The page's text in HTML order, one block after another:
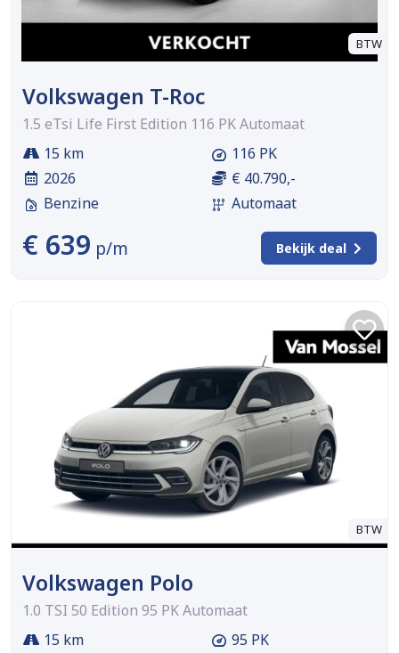
BTW
Volkswagen T-Roc
1.5 eTsi Life First Edition 116 PK Automaat
15 km
2026
Benzine
116 PK
€ 40.790,-
Automaat
€ 639 p/m Bekijk deal
BTW
Volkswagen Polo
1.0 TSI 50 Edition 95 PK Automaat
15 km
95 PK